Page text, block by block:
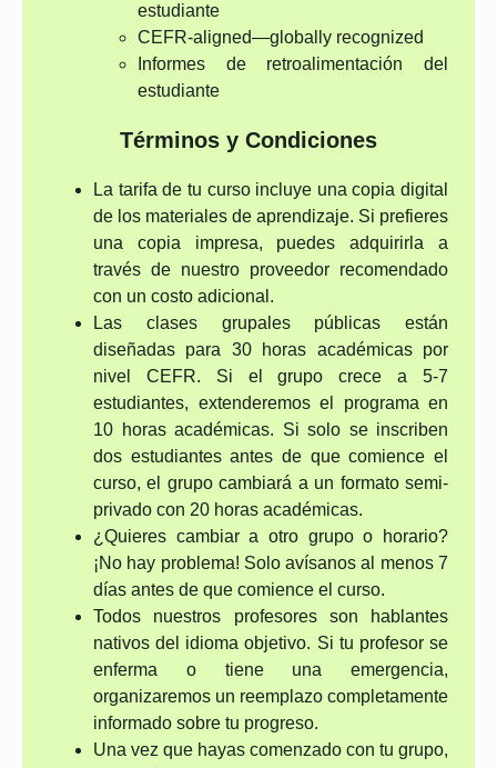
estudiante
CEFR-aligned—globally recognized
Informes de retroalimentación del
estudiante
Términos y Condiciones
La tarifa de tu curso incluye una copia digital
de los materiales de aprendizaje. Si prefieres
una copia impresa, puedes adquirirla a
través de nuestro proveedor recomendado
con un costo adicional.
Las clases grupales públicas están
diseñadas para 30 horas académicas por
nivel CEFR. Si el grupo crece a 5-7
estudiantes, extenderemos el programa en
10 horas académicas. Si solo se inscriben
dos estudiantes antes de que comience el
curso, el grupo cambiará a un formato semi-
privado con 20 horas académicas.
¿Quieres cambiar a otro grupo o horario?
¡No hay problema! Solo avísanos al menos 7
días antes de que comience el curso.
Todos nuestros profesores son hablantes
nativos del idioma objetivo. Si tu profesor se
enferma o tiene una emergencia,
organizaremos un reemplazo completamente
informado sobre tu progreso.
Una vez que hayas comenzado con tu grupo,